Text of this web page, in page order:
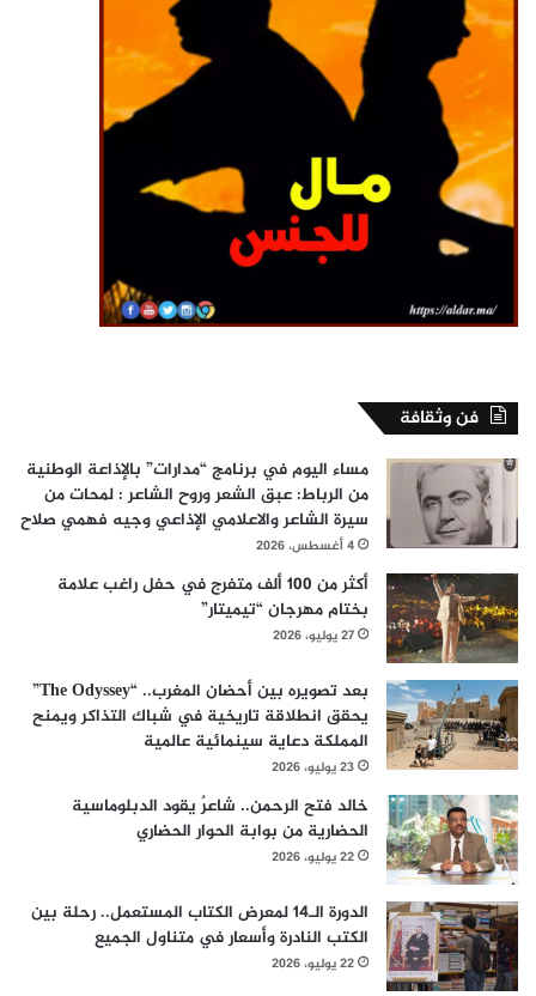
فن وثقافة
مساء اليوم في برنامج “مدارات” بالإذاعة الوطنية
من الرباط: عبق الشعر وروح الشاعر : لمحات من
سيرة الشاعر والاعلامي الإذاعي وجيه فهمي صلاح
4 أغسطس، 2026
أكثر من 100 ألف متفرج في حفل راغب علامة
بختام مهرجان “تيميتار”
27 يوليو، 2026
بعد تصويره بين أحضان المغرب.. “The Odyssey”
يحقق انطلاقة تاريخية في شباك التذاكر ويمنح
المملكة دعاية سينمائية عالمية
23 يوليو، 2026
خالد فتح الرحمن.. شاعرٌ يقود الدبلوماسية
الحضارية من بوابة الحوار الحضاري
22 يوليو، 2026
الدورة الـ14 لمعرض الكتاب المستعمل.. رحلة بين
الكتب النادرة وأسعار في متناول الجميع
22 يوليو، 2026